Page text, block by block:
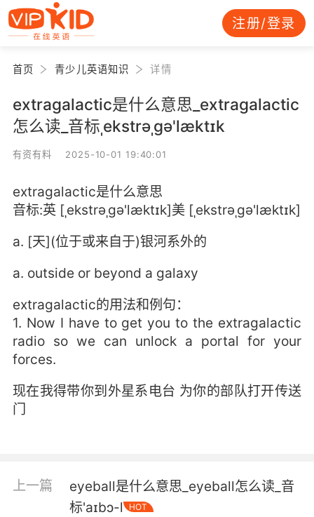
注册/登录
首页 青少儿英语知识 详情
extragalactic是什么意思_extragalactic
怎么读_音标ˌekstrəˌgə'læktɪk
有资有料 2025-10-01 19:40:01
extragalactic是什么意思
音标:英 [ˌekstrəˌgə'læktɪk]美 [ˌekstrəˌgə'læktɪk]
a. [天](位于或来自于)银河系外的
a. outside or beyond a galaxy
extragalactic的用法和例句：
1. Now I have to get you to the extragalactic
radio so we can unlock a portal for your
forces.
现在我得带你到外星系电台 为你的部队打开传送
门
上一篇
eyeball是什么意思_eyeball怎么读_音
标'aɪbɔ-l
HOT